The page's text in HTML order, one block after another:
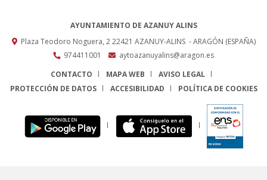
AYUNTAMIENTO DE AZANUY ALINS
Plaza Teodoro Noguera, 222421 AZANUY-ALINS - ARAGÓN (ESPAÑA)
974411001
aytoazanuyalins@aragon.es
CONTACTO
MAPA WEB
AVISO LEGAL
PROTECCIÓN DE DATOS
ACCESIBILIDAD POLÍTICA DE COOKIES